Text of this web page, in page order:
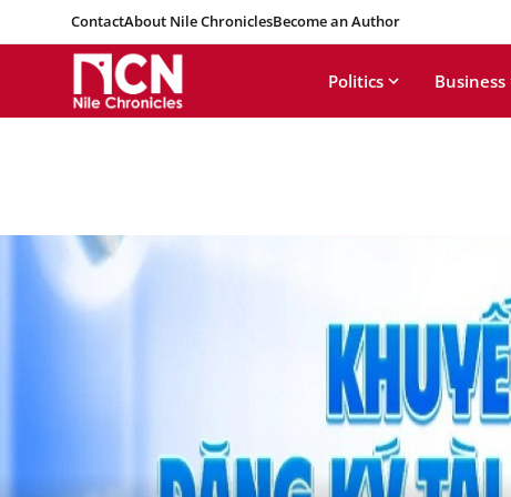
ContactAbout Nile ChroniclesBecome an Author
Politics Business